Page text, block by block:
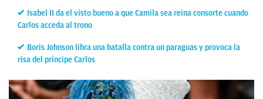
Isabel II da el visto bueno a que Camila sea reina consorte cuando
Carlos acceda al trono
Boris Johnson libra una batalla contra un paraguas y provoca la
risa del príncipe Carlos